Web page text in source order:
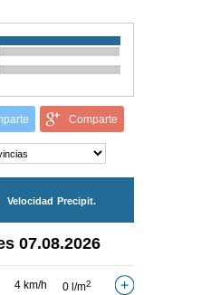
Comparte
Velocidad Precipit.
07.08.2026
4 km/h 0 l/m2